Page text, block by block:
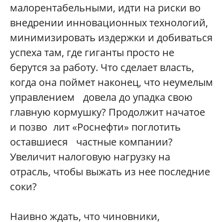
малорентабельными, идти на риски во
внедрении инновационных технологий,
минимизировать издержки и добиваться
успеха там, где гиганты просто не
берутся за работу. Что сделает власть,
когда она поймет наконец, что неумелым
управлением довела до упадка свою
главную кормушку? Продолжит начатое
и позво лит «Роснефти» поглотить
оставшиеся частные компании?
Увеличит налоговую нагрузку на
отрасль, чтобы выжать из нее последние
соки?
Наивно ждать, что чиновники,